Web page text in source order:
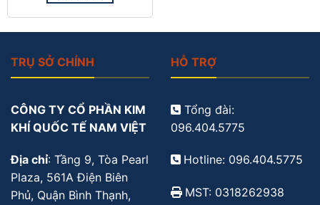
TRỤ SỞ CHÍNH
CÔNG TY CỔ PHẦN KIM
KHÍ QUỐC TẾ NAM VIỆT
Địa chỉ: Tầng 9, Tòa Pearl
Plaza, 561A Điện Biên
Phủ, Quận Bình Thạnh,
HỖ TRỢ
Tổng đài:
096.404.5775
Hotline: 096.404.5775
MST: 0318262938